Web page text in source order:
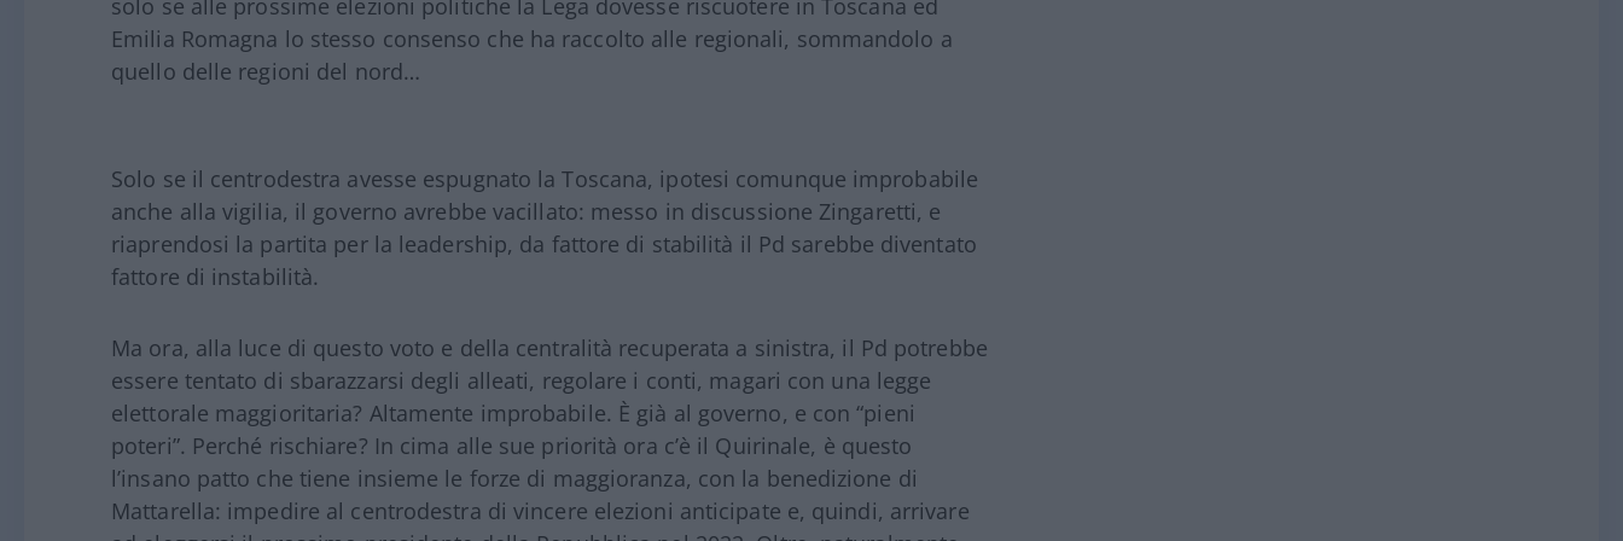
Emilia Romagna lo stesso consenso che ha raccolto alle regionali, sommandolo a
quello delle regioni del nord…
Solo se il centrodestra avesse espugnato la Toscana, ipotesi comunque improbabile
anche alla vigilia, il governo avrebbe vacillato: messo in discussione Zingaretti, e
riaprendosi la partita per la leadership, da fattore di stabilità il Pd sarebbe diventato
fattore di instabilità.
Ma ora, alla luce di questo voto e della centralità recuperata a sinistra, il Pd potrebbe
essere tentato di sbarazzarsi degli alleati, regolare i conti, magari con una legge
elettorale maggioritaria? Altamente improbabile. È già al governo, e con “pieni
poteri”. Perché rischiare? In cima alle sue priorità ora c’è il Quirinale, è questo
l’insano patto che tiene insieme le forze di maggioranza, con la benedizione di
Mattarella: impedire al centrodestra di vincere elezioni anticipate e, quindi, arrivare